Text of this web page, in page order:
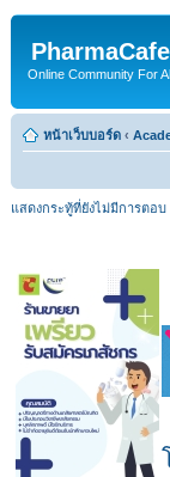
Online Community For
หน้าเว็บบอร์ด ‹
แสดงกระทู้ที่ยังไม่มีการตอบ